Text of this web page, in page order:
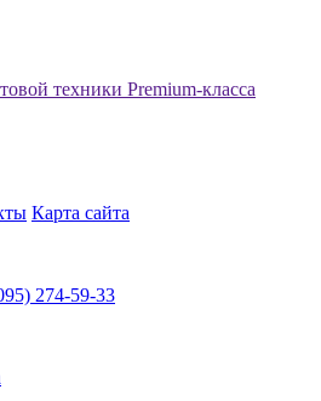
Карта сайта
274-59-33